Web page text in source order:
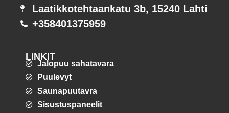
Laatikkotehtaankatu 3b, 15240 Lahti
+358401375959
LINKIT
Jalopuu sahatavara
Puulevyt
Saunapuutavra
Sisustuspaneelit